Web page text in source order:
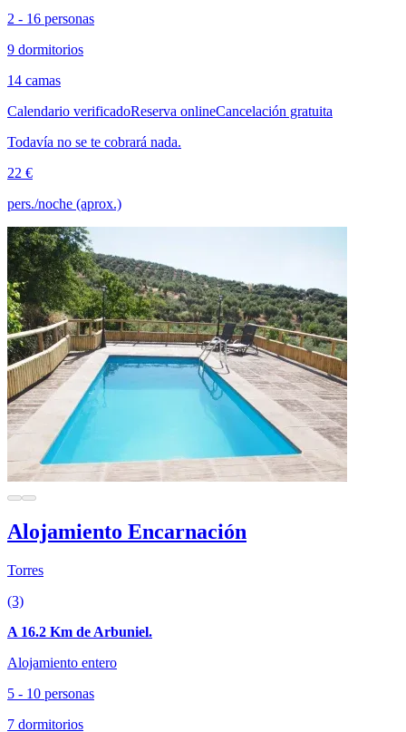
2 - 16 personas
9 dormitorios
14 camas
Calendario verificadoReserva onlineCancelación gratuita
Todavía no se te cobrará nada.
22 €
pers./noche (aprox.)
Alojamiento Encarnación
Torres
(3)
A 16.2 Km de Arbuniel.
Alojamiento entero
5 - 10 personas
7 dormitorios